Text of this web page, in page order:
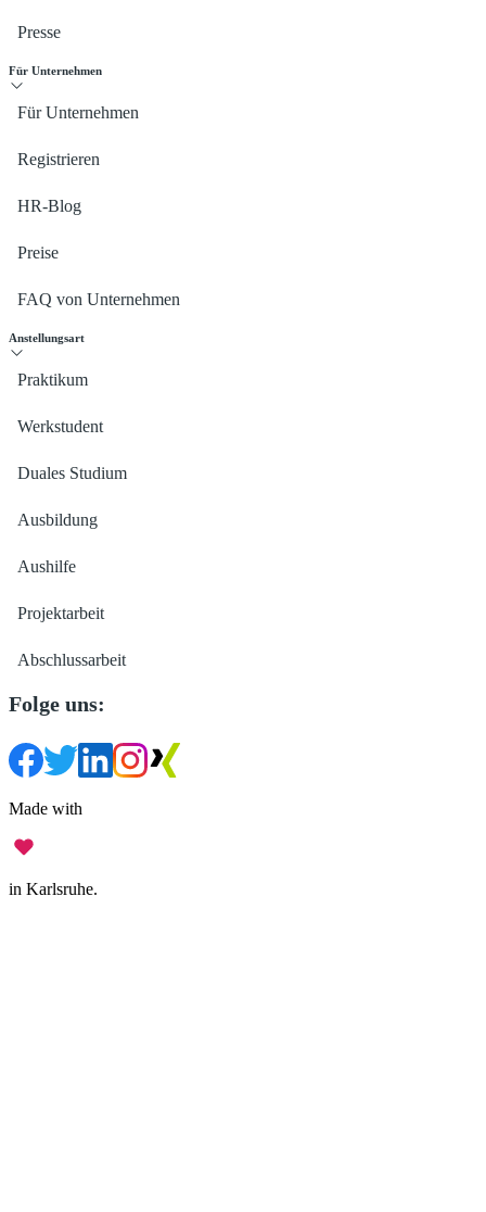
Presse
Für Unternehmen
Für Unternehmen
Registrieren
HR-Blog
Preise
FAQ von Unternehmen
Anstellungsart
Praktikum
Werkstudent
Duales Studium
Ausbildung
Aushilfe
Projektarbeit
Abschlussarbeit
Folge uns:
Made with
in Karlsruhe.